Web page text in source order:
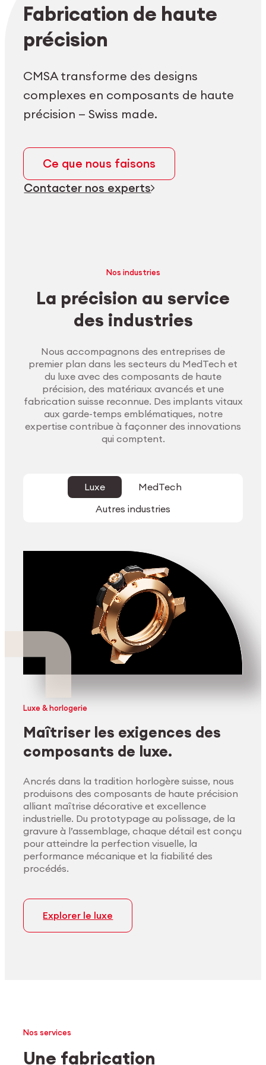
Fabrication de haute
précision
CMSA transforme des designs
complexes en composants de haute
précision — Swiss made.
Ce que nous faisons
Contacter nos experts
Nos industries
La précision au service
des industries
Nous accompagnons des entreprises de
premier plan dans les secteurs du MedTech et
du luxe avec des composants de haute
précision, des matériaux avancés et une
fabrication suisse reconnue. Des implants vitaux
aux garde-temps emblématiques, notre
expertise contribue à façonner des innovations
qui comptent.
Luxe
MedTech
Autres industries
Luxe & horlogerie
Maîtriser les exigences des
composants de luxe.
Ancrés dans la tradition horlogère suisse, nous
produisons des composants de haute précision
alliant maîtrise décorative et excellence
industrielle. Du prototypage au polissage, de la
gravure à l’assemblage, chaque détail est conçu
pour atteindre la perfection visuelle, la
performance mécanique et la fiabilité des
procédés.
Explorer le luxe
Nos services
Une fabrication